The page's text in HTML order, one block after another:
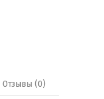
Отзывы (0)